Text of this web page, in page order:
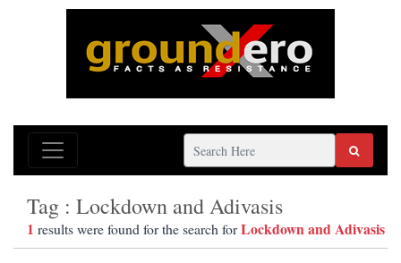
Tag : Lockdown and Adivasis
1 results were found for the search forLockdown and Adivasis